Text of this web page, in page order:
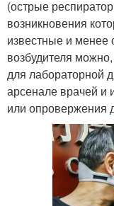
(острые
возникновения
известные и
возбудителя
для лабораторной
арсенале врачей и
или опровержения